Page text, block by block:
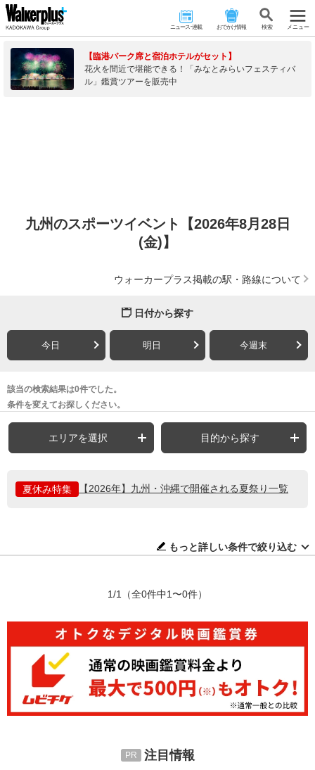
ニュース･連載 おでかけ情報 検 索 メニュー
【臨港パーク席と宿泊ホテルがセット】
花火を間近で堪能できる！「みなとみらいフェスティバ
ル」鑑賞ツアーを販売中
九州のスポーツイベント【2026年8月28日
(金)】
ウォーカープラス掲載の駅・路線について
日付から探す
今日 明日 今週末
該当の検索結果は0件でした。
条件を変えてお探しください。
エリアを選択 目的から探す
夏休み特集 【2026年】九州・沖縄で開催される夏祭り一覧
もっと詳しい条件で絞り込む
1/1 （全0件中1〜0件）
注目情報